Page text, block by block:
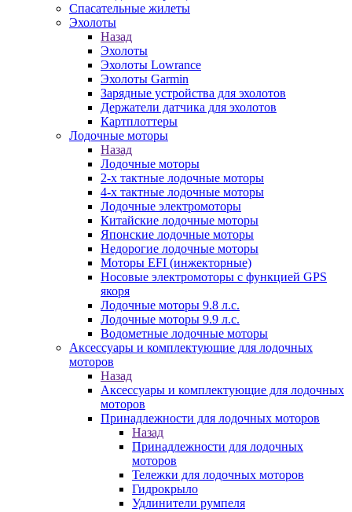
Спасательные жилеты
Эхолоты
Назад
Эхолоты
Эхолоты Lowrance
Эхолоты Garmin
Зарядные устройства для эхолотов
Держатели датчика для эхолотов
Картплоттеры
Лодочные моторы
Назад
Лодочные моторы
2-х тактные лодочные моторы
4-х тактные лодочные моторы
Лодочные электромоторы
Китайские лодочные моторы
Японские лодочные моторы
Недорогие лодочные моторы
Моторы EFI (инжекторные)
Носовые электромоторы с функцией GPS
якоря
Лодочные моторы 9.8 л.с.
Лодочные моторы 9.9 л.с.
Водометные лодочные моторы
Аксессуары и комплектующие для лодочных
моторов
Назад
Аксессуары и комплектующие для лодочных
моторов
Принадлежности для лодочных моторов
Назад
Принадлежности для лодочных
моторов
Тележки для лодочных моторов
Гидрокрыло
Удлинители румпеля